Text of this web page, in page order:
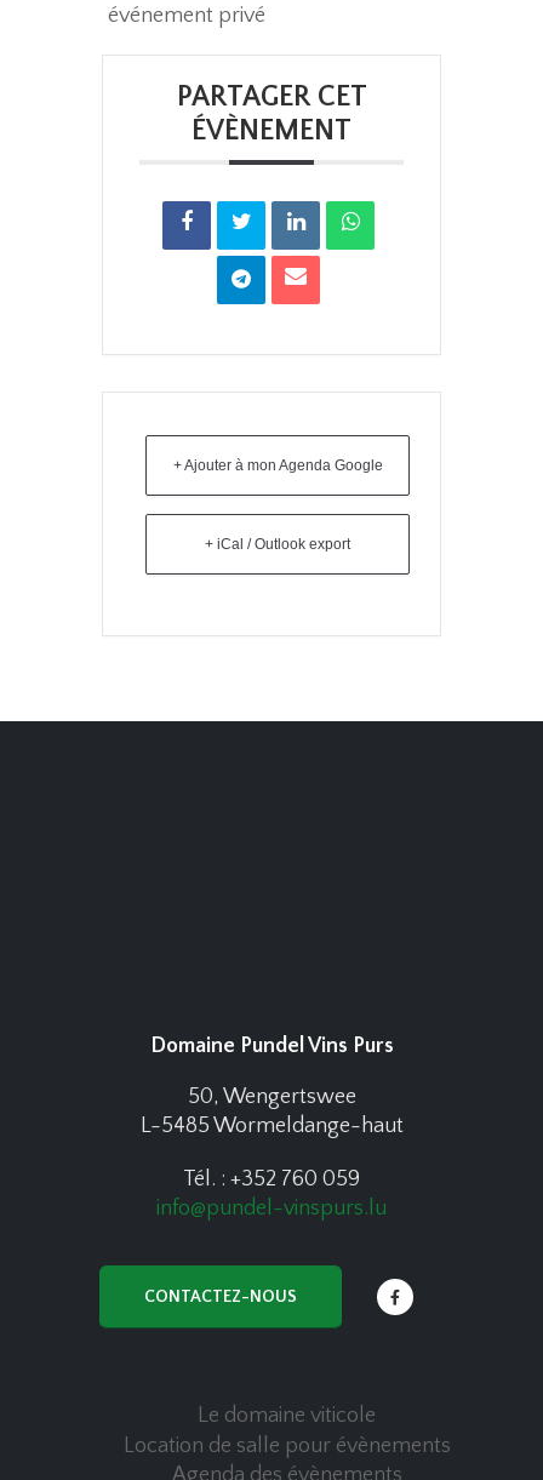
événement privé
PARTAGER CET
ÉVÈNEMENT
+ Ajouter à mon Agenda Google
+ iCal / Outlook export
Domaine Pundel Vins Purs
50, Wengertswee
L-5485 Wormeldange-haut
Tél. : +352 760 059
info@pundel-vinspurs.lu
CONTACTEZ-NOUS
Le domaine viticole
Location de salle pour évènements